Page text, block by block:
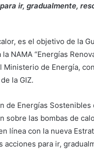
ir, gradualmente,
es el objetivo de la
NAMA “Energías
de Energía,
la GIZ.
de Energías
sobre las bombas de
línea con la nueva
acciones para ir,